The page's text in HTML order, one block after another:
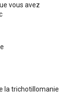
vous avez
la trichotillomanie